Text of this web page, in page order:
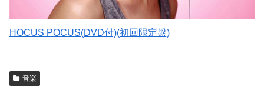
HOCUS POCUS(DVD付)(初回限定盤)
音楽